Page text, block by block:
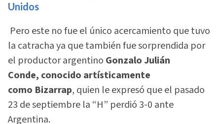
Unidos
Pero este no fue el único acercamiento que tuvo
la catracha ya que también fue sorprendida por
el productor argentino Gonzalo Julián
Conde, conocido artísticamente
como Bizarrap, quien le expresó que el pasado
23 de septiembre la “H” perdió 3-0 ante
Argentina.